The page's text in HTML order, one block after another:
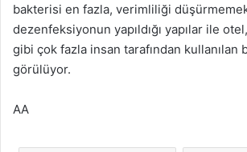
bakterisi en fazla, verimliliği
dezenfeksiyonun yapıldığı yapılar ile
gibi çok fazla insan tarafından kullanılan
görülüyor.
AA